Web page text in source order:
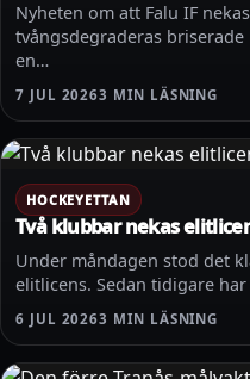
Nyheten om att Falu IF
tvångsdegraderas
en…
7 JUL 20263 MIN LÄSNING
HOCKEYETTAN
Två klubbar nekas
Under måndagen stod det
elitlicens. Sedan tidigare
6 JUL 20263 MIN LÄSNING